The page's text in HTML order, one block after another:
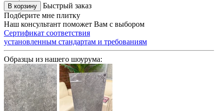
В корзину
Быстрый заказ
Подберите мне плитку
Наш консультант поможет Вам с выбором
Сертификат соответствия
установленным стандартам и требованиям
Образцы из нашего шоурума: